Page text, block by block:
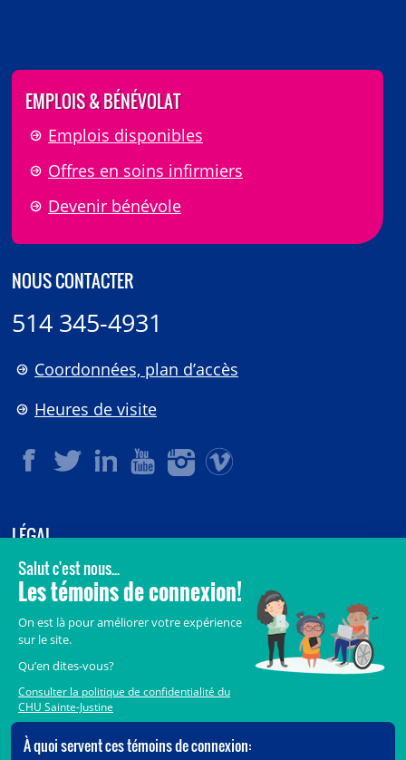
EMPLOIS & BÉNÉVOLAT
Emplois disponibles
Offres en soins infirmiers
Devenir bénévole
NOUS CONTACTER
514 345-4931
Coordonnées, plan d’accès
Heures de visite
LÉGAL
© 2006-2026CHU Sainte-Justine.
Tous droits réservés.
Crédits
Accès aux documents des organismes publics